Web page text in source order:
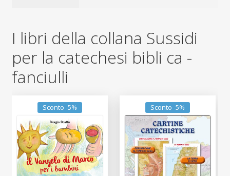
I libri della collana Sussidi
per la catechesi bibli ca -
fanciulli
Sconto -5% Sconto -5%